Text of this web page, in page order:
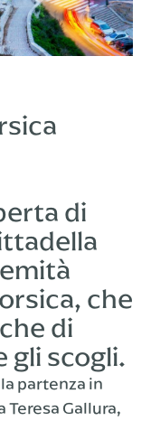
di
che
di
gli scogli.
partenza in
Gallura,